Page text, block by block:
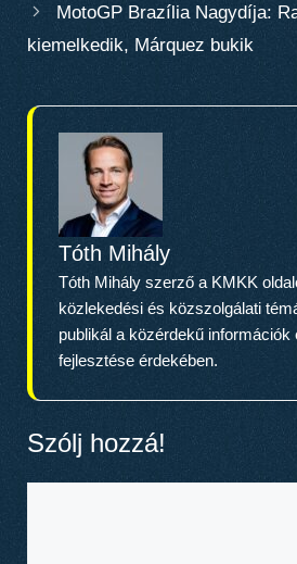
MotoGP Brazília Nagydíja:
kiemelkedik, Márquez bukik
Tóth Mihály
Tóth Mihály szerző a KMKK
közlekedési és közszolgálati
publikál a közérdekű információk
fejlesztése érdekében.
Szólj hozzá!